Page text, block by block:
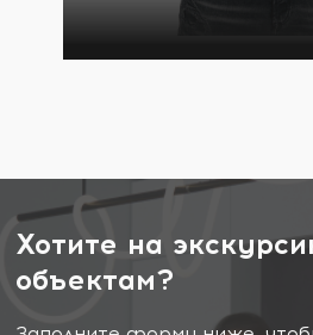
Хотите на
объектам?